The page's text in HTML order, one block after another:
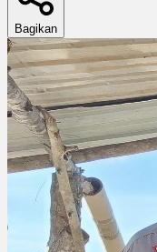
Bagikan